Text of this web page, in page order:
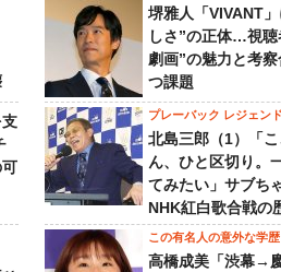
堺雅人「VIVANT
しさ”の正体…視聴
劇画”の魅力と考
つ課題
プレーバック レジェン
北島三郎（1）「
ん、ひと区切り。
てみたい」サブち
NHK紅白歌合戦の
この有名人の意外な学
高橋成美「渋幕→